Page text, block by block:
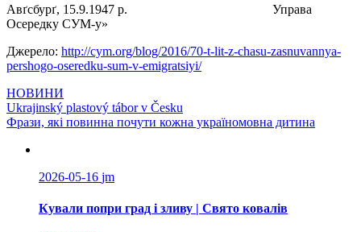
Авґсбурґ, 15.9.1947 р. Управа
Осередку СУМ-у»
Джерело: http://cym.org/blog/2016/70-t-lit-z-chasu-zasnuvannya-
pershogo-oseredku-sum-v-emigratsiyi/
НОВИНИ
Навігація
записів
Ukrajinský plastový tábor v Česku
Фрази, які повинна почути кожна україномовна дитина
2026-05-16 jm
Кували попри град і зливу | Свято ковалів